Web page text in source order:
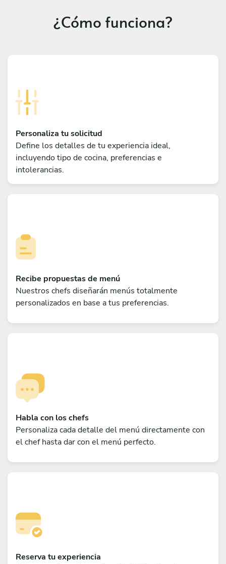
¿Cómo funciona?
Personaliza tu solicitud
Define los detalles de tu experiencia ideal,
incluyendo tipo de cocina, preferencias e
intolerancias.
Recibe propuestas de menú
Nuestros chefs diseñarán menús totalmente
personalizados en base a tus preferencias.
Habla con los chefs
Personaliza cada detalle del menú directamente con
el chef hasta dar con el menú perfecto.
Reserva tu experiencia